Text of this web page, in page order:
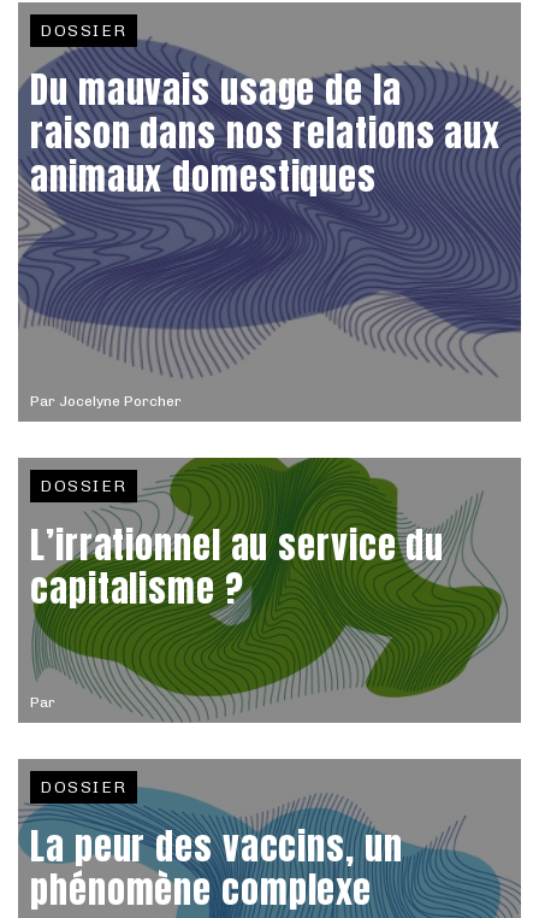
Par Jocelyne Porcher
DOSSIER
Du mauvais usage de la
raison dans nos relations aux
animaux domestiques
Par
DOSSIER
L’irrationnel au service du
capitalisme ?
DOSSIER
La peur des vaccins, un
phénomène complexe